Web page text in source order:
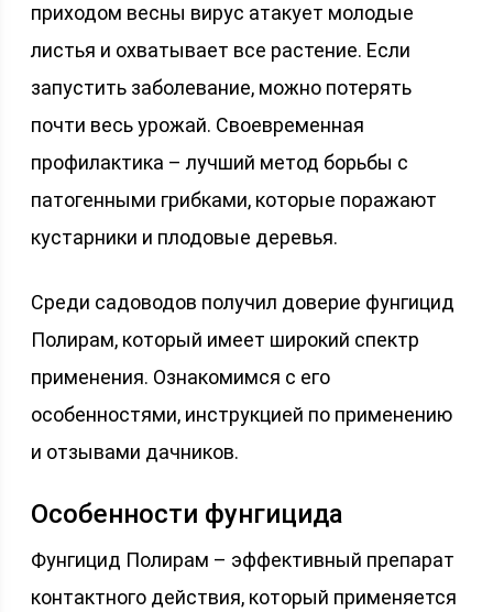
приходом весны вирус атакует молодые
листья и охватывает все растение. Если
запустить заболевание, можно потерять
почти весь урожай. Своевременная
профилактика – лучший метод борьбы с
патогенными грибками, которые поражают
кустарники и плодовые деревья.
Среди садоводов получил доверие фунгицид
Полирам, который имеет широкий спектр
применения. Ознакомимся с его
особенностями, инструкцией по применению
и отзывами дачников.
Особенности фунгицида
Фунгицид Полирам – эффективный препарат
контактного действия, который применяется